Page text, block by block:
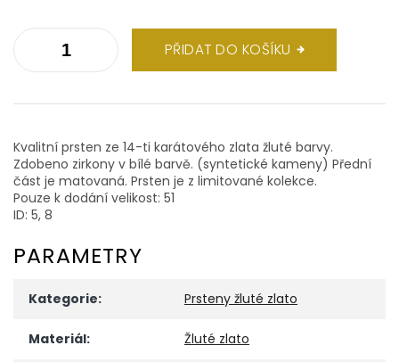
PŘIDAT DO KOŠÍKU
Kvalitní prsten ze 14-ti karátového zlata žluté barvy.
Zdobeno zirkony v bílé barvě. (syntetické kameny) Přední
část je matovaná. Prsten je z limitované kolekce.
Pouze k dodání velikost: 51
ID: 5, 8
PARAMETRY
Kategorie: Prsteny žluté zlato
Materiál: Žluté zlato